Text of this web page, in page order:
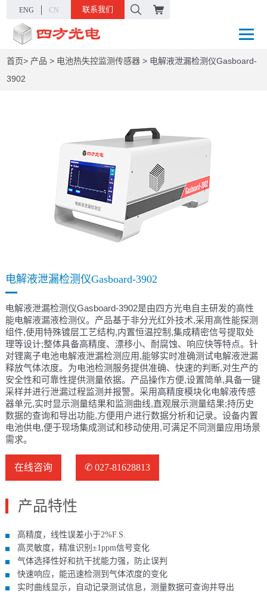
ENG CN 联系我们
首页> 产品 > 电池热失控监测传感器 > 电解液泄漏检测仪Gasboard-
3902
电解液泄漏检测仪Gasboard-3902
电解液泄漏检测仪Gasboard-3902是由四方光电自主研发的高性
能电解液漏液检测仪。产品基于非分光红外技术,采用高性能探测
组件,使用特殊镀层工艺结构,内置恒温控制,集成精密信号提取处
理等设计;整体具备高精度、漂移小、耐腐蚀、响应快等特点。针
对锂离子电池电解液泄漏检测应用,能够实时准确测试电解液泄漏
释放气体浓度。为电池检测服务提供准确、快速的判断,对生产的
安全性和可靠性提供测量依据。产品操作方便,设置简单,具备一键
采样并进行泄漏过程监测并报警。采用高精度模块化电解液传感
器单元,实时显示测量结果和监测曲线,直观展示测量结果;持历史
数据的查询和导出功能,方便用户进行数据分析和记录。设备内置
电池供电,便于现场集成测试和移动使用,可满足不同测量应用场景
需求。
在线咨询 ✆ 027-81628813
产品特性
高精度，线性误差小于2%F.S.
高灵敏度，精准识别±1ppm信号变化
气体选择性好和抗干扰能力强，防止误判
快速响应，能迅速检测到气体浓度的变化
实时曲线显示，自动记录测试信息，测量数据可查询并导出